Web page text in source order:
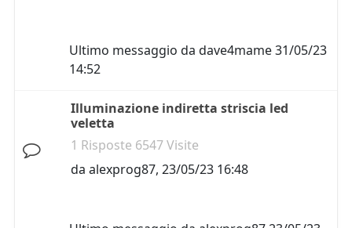
Ultimo messaggio da dave4mame31/05/23
14:52
Illuminazione indiretta striscia led
veletta
1 Risposte 6547 Visite
da alexprog87, 23/05/23 16:48